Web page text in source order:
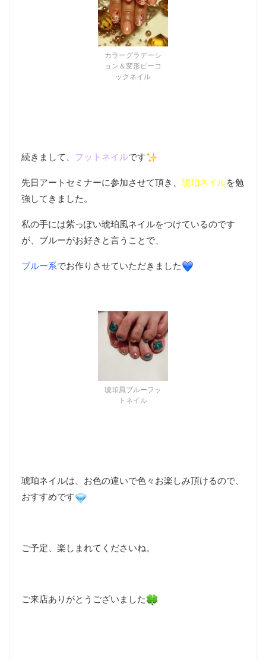
カラーグラデーシ
ョン＆変形ピーコ
ックネイル
続きまして、 フットネイルです
先日アートセミナーに参加させて頂き、 琥珀ネイルを勉
強してきました。
私の手には紫っぽい琥珀風ネイルをつけているのです
が、ブルーがお好きと言うことで、
ブルー系でお作りさせていただきました
琥珀風ブルーフッ
トネイル
琥珀ネイルは、お色の違いで色々お楽しみ頂けるので、
おすすめです
ご予定、楽しまれてくださいね。
ご来店ありがとうございました